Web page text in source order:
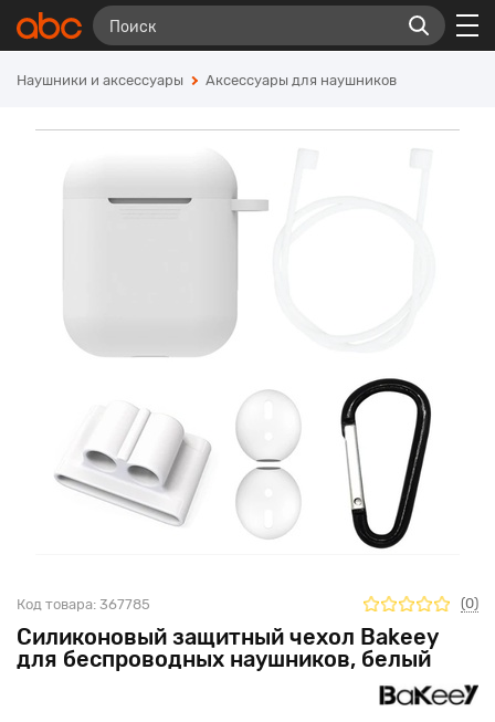
Наушники и аксессуары Аксессуары для наушников
Силиконовый защитный чехол Bakeey
для беспроводных наушников, белый
Код товара: 367785 (0)